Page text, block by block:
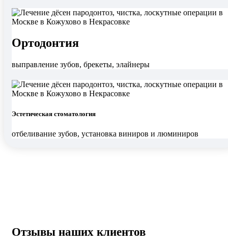
Ортодонтия
выправление зубов, брекеты, элайнеры
Эстетическая стоматология
отбеливание зубов, установка виниров и люминиров
Отзывы наших клиентов